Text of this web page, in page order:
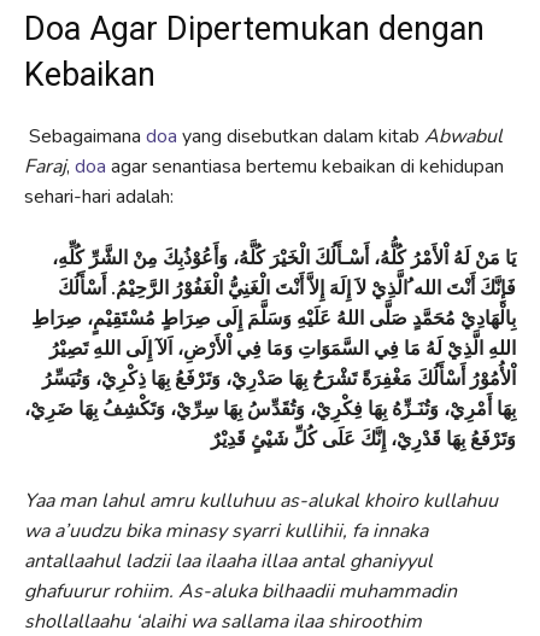
Doa Agar Dipertemukan dengan
Kebaikan
Sebagaimana doa yang disebutkan dalam kitab Abwabul
Faraj, doa agar senantiasa bertemu kebaikan di kehidupan
sehari-hari adalah:
يَا مَنْ لَهُ اْلأَمْرُ كُلُّهُ، أَسْـأَلُكَ الْخَيْرَ كُلَّهُ، وَأَعُوْذُبِكَ مِنْ الشَّرِّ كُلِّهِ،
فَإِنَّكَ أَنْتَ الله ُالَّذِيْ لاَ إِلَهَ إِلاَّ أَنْتَ الْغَنِيُّ الْغَفُوْرُ الرَّحِيْمُ. أَسْأَلُكَ
بِالْهَادِيْ مُحَمَّدٍ صَلَّى اللهُ عَلَيْهِ وَسَلَّمَ إِلَى صِرَاطٍ مُسْتَقِيْمٍ، صِرَاطِ
اللهِ الَّذِيْ لَهُ مَا فِي السَّمَوَاتِ وَمَا فِي اْلأَرْضِ، اَلآ إِلَى اللهِ تَصِيْرُ
اْلأُمُوْرُ أَسْأَلُكَ مَغْفِرَةً تَشْرَحُ بِهَا صَدْرِيْ، وَتَرْفَعُ بِهَا ذِكْرِيْ، وَتُيَسِّرُ
بِهَا أَمْرِيْ، وَتُنَـزِّهُ بِهَا فِكْرِيْ، وَتُقَدِّسُ بِهَا سِرِّيْ، وَتَكْشِفُ بِهَا ضَرِيْ،
وَتَرْفَعُ بِهَا قَدْرِيْ، إِنَّكَ عَلَى كُلِّ شَيْئٍ قَدِيْرٌ
Yaa man lahul amru kulluhuu as-alukal khoiro kullahuu
wa a’uudzu bika minasy syarri kullihii, fa innaka
antallaahul ladzii laa ilaaha illaa antal ghaniyyul
ghafuurur rohiim. As-aluka bilhaadii muhammadin
shollallaahu ‘alaihi wa sallama ilaa shiroothim